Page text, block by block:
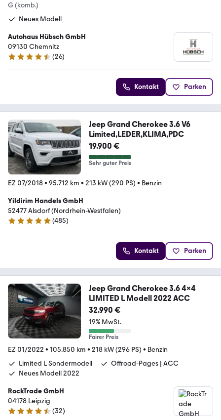
G (komb.)
Neues Modell
Autohaus Hübsch GmbH
09130 Chemnitz
4.7 Sterne
(26)
Kontakt Parken
Jeep Grand Cherokee 3.6 V6
Limited,LEDER,KLIMA,PDC
19.900 €
Sehr guter Preis
EZ 07/2018• 95.712 km • 213 kW (290 PS) • Benzin
Yildirim Handels GmbH
52477 Alsdorf (Nordrhein-Westfalen)
4.9 Sterne
(485)
Kontakt Parken
Jeep Grand Cherokee 3.6 4x4
LIMITED L Modell 2022 ACC
32.990 €
19% MwSt.
Fairer Preis
EZ 01/2022 • 105.850 km • 218 kW (296 PS) • Benzin
Limited L Sondermodell
Offroad-Pages | ACC
Neues Modell 2022
RockTrade GmbH
04178 Leipzig
4.7 Sterne
(32)